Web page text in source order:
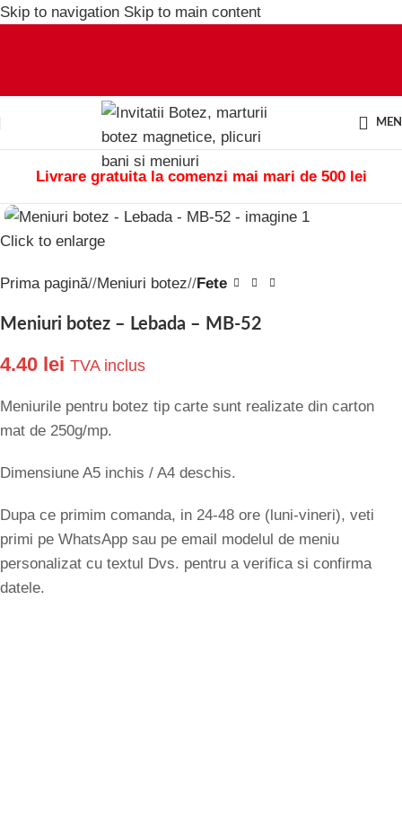
Skip to navigation Skip to main content
Livrare gratuita la comenzi mai mari de 500 lei
Click to enlarge
Prima pagină/ Meniuri botez/ Fete
Meniuri botez – Lebada – MB-52
4.40 lei TVA inclus
Meniurile pentru botez tip carte sunt realizate din carton
mat de 250g/mp.
Dimensiune A5 inchis / A4 deschis.
Dupa ce primim comanda, in 24-48 ore (luni-vineri), veti
primi pe WhatsApp sau pe email modelul de meniu
personalizat cu textul Dvs. pentru a verifica si confirma
datele.